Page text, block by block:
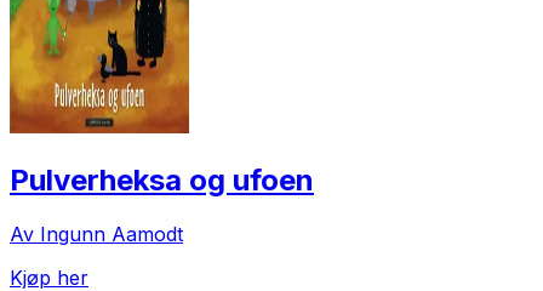
Pulverheksa og ufoen
Av Ingunn Aamodt
Kjøp her